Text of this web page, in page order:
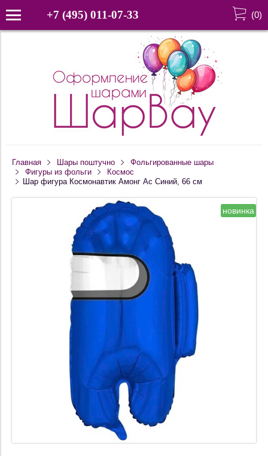
+7 (495) 011-07-33 (0)
Главная Шары поштучно
Фольгированные шары
Фигуры из фольги
Космос
Шар фигура Космонавтик Амонг Ас Синий, 66 см
новинка